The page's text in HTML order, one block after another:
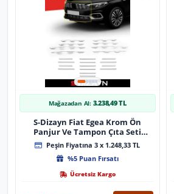
Mağazadan Al: 3.238,49 TL
S-Dizayn Fiat Egea Krom Ön
Panjur Ve Tampon Çıta Seti
Diamond Model 22 Prç. 2020
Üzeri (Parlak Krom)
Peşin Fiyatına 3 x 1.248,33 TL
%5 Puan Fırsatı
Ücretsiz Kargo